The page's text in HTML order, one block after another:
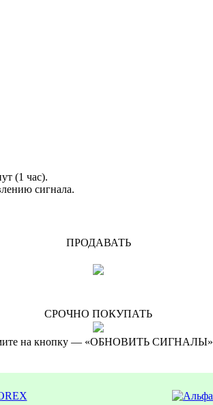
(1 час).
сигнала.
ПРОДАВАТЬ
СРОЧНО ПОКУПАТЬ
на кнопку — «ОБНОВИТЬ СИГНАЛЫ»